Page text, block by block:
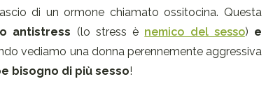
di un ormone chiamato ossitocina. Questa
antistress (lo stress è nemico del sesso) e
vediamo una donna perennemente aggressiva
bisogno di più sesso!